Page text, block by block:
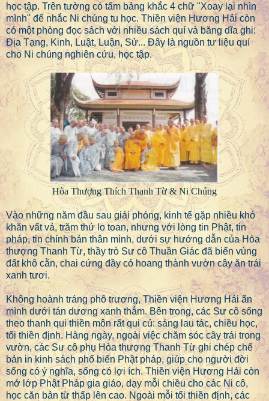
học tập. Trên tường có tấm bảng khắc 4 chữ "Xoay lại nhìn
mình" để nhắc Ni chúng tu học. Thiền viện Hương Hải còn
có một phòng đọc sách với nhiều sách quí và băng dĩa ghi:
Địa Tạng, Kinh, Luật, Luận, Sử... Đây là nguồn tư liệu quí
cho Ni chúng nghiên cứu, học tập.
Hòa Thượng Thích Thanh Từ & Ni Chúng
Vào những năm đầu sau giải phóng, kinh tế gặp nhiều khó
khăn vất vả, trăm thứ lo toan, nhưng với lòng tin Phật, tin
pháp, tin chính bản thân mình, dưới sự hướng dẫn của Hòa
thượng Thanh Từ, thầy trò Sư cô Thuần Giác đã biến vùng
đất khô cằn, chai cứng đầy cỏ hoang thành vườn cây ăn trái
xanh tươi.
Không hoành tráng phô trương, Thiền viện Hương Hải ẩn
mình dưới tán dương xanh thẫm. Bên trong, các Sư cô sống
theo thanh qui thiền môn rất qui củ: sáng lau tác, chiều học,
tối thiền định. Hàng ngày, ngoài việc chăm sóc cây trái trong
vườn, các Sư cô phụ Hòa thượng Thanh Từ ghi chép chế
bản in kinh sách phổ biến Phật pháp, giúp cho người đời
sống có ý nghĩa, sống có lợi ích. Thiền viện Hương Hải còn
mở lớp Phật Pháp gia giáo, dạy mỗi chiều cho các Ni cô,
học căn bản từ thấp lên cao. Ngoài mỗi tối thiền định, các